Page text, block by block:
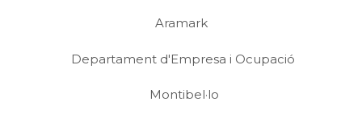
Aramark
Departament d'Empresa i Ocupació
Montibel·lo